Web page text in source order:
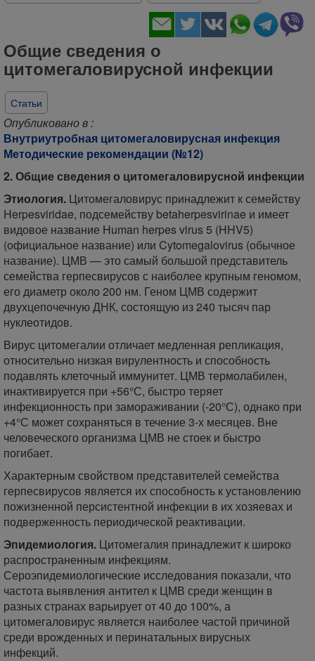
Общие сведения о
цитомегаловирусной инфекции
Статьи
Опубликовано в :
Внутриутробная цитомегаловирусная инфекция
Методические рекомендации (№12)
2. Общие сведения о цитомегаловирусной инфекции
Этиология. Цитомегаловирус принадлежит к семейству
Herpesviridae, подсемейству betaherpesvirinae и имеет
видовое название Human herpes virus 5 (HHV5)
(официальное название) или Cytomegalovirus (обычное
название). ЦМВ — это самый большой представитель
семейства герпесвирусов с наиболее крупным геномом,
его диаметр около 200 нм. Геном ЦМВ содержит
двухцепочечную ДНК, состоящую из 240 тысяч пар
нуклеотидов.
Вирус цитомегалии отличает медленная репликация,
относительно низкая вирулентность и способность
подавлять клеточный иммунитет. ЦМВ термолабилен,
инактивируется при +56°С, быстро теряет
инфекционность при замораживании (-20°С), однако при
+4°С может сохраняться в течение 3-х месяцев. Вне
человеческого организма ЦМВ не стоек и быстро
погибает.
Характерным свойством представителей семейства
герпесвирусов является их способность к установлению
пожизненной персистентной инфекции в их хозяевах и
подверженность периодической реактивации.
Эпидемиология. Цитомегалия принадлежит к широко
распространенным инфекциям.
Сероэпидемиологические исследования показали, что
частота выявления антител к ЦМВ среди женщин в
разных странах варьирует от 40 до 100%, а
цитомегаловирус является наиболее частой причиной
среди врожденных и перинатальных вирусных
инфекций.